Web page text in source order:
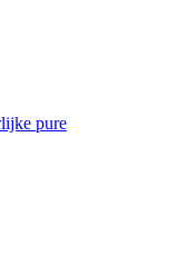
pure